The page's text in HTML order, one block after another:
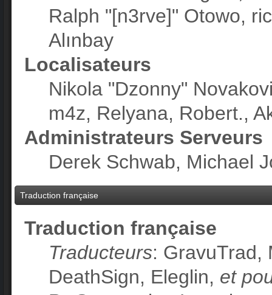
Ralph "[n3rve]" Otowo,
Alınbay
Localisateurs
Nikola "Dzonny"
m4z, Relyana, Robert.,
Administrateurs Serveurs
Derek Schwab, Michael
Traduction française
Traduction française
Traducteurs: GravuTrad,
DeathSign, Eleglin, et